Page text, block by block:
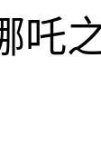
吒